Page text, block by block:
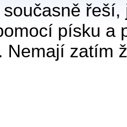
písku a
Nemají zatím